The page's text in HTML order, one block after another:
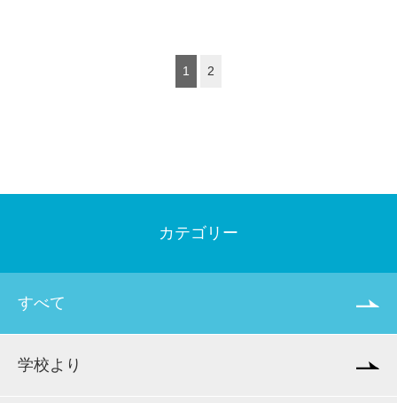
1 2
カテゴリー
すべて
学校より